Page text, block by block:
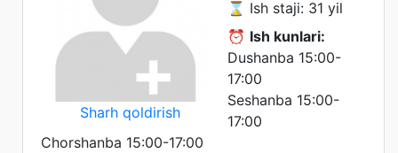
Sharh qoldirish
⌛ Ish staji: 31 yil
⏰ Ish kunlari:
Dushanba 15:00-
17:00
Seshanba 15:00-
17:00
Chorshanba 15:00-17:00